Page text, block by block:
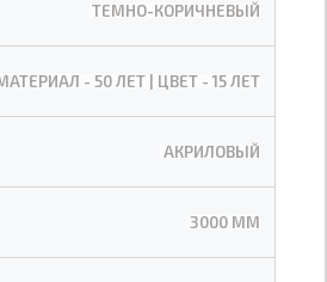
ТЕМНО-КОРИЧНЕВЫЙ
- 50 ЛЕТ | ЦВЕТ - 15 ЛЕТ
АКРИЛОВЫЙ
3000 ММ